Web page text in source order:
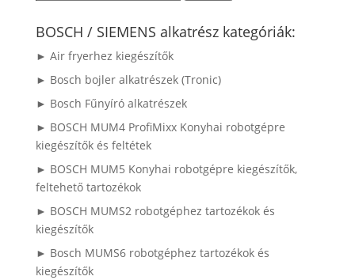
következőre:
BOSCH / SIEMENS alkatrész kategóriák:
► Air fryerhez kiegészítők
► Bosch bojler alkatrészek (Tronic)
► Bosch Fűnyíró alkatrészek
► BOSCH MUM4 ProfiMixx Konyhai robotgépre
kiegészítők és feltétek
► BOSCH MUM5 Konyhai robotgépre kiegészítők,
feltehető tartozékok
► BOSCH MUMS2 robotgéphez tartozékok és
kiegészítők
► Bosch MUMS6 robotgéphez tartozékok és
kiegészítők